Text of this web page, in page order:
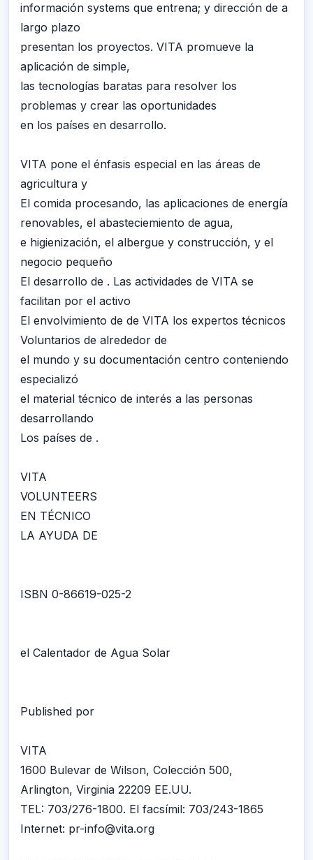
información systems que entrena; y dirección de a
largo plazo
presentan los proyectos. VITA promueve la
aplicación de simple,
las tecnologías baratas para resolver los
problemas y crear las oportunidades
en los países en desarrollo.
VITA pone el énfasis especial en las áreas de
agricultura y
El comida procesando, las aplicaciones de energía
renovables, el abasteciemiento de agua,
e higienización, el albergue y construcción, y el
negocio pequeño
El desarrollo de . Las actividades de VITA se
facilitan por el activo
El envolvimiento de de VITA los expertos técnicos
Voluntarios de alrededor de
el mundo y su documentación centro conteniendo
especializó
el material técnico de interés a las personas
desarrollando
Los países de .
VITA
VOLUNTEERS
EN TÉCNICO
LA AYUDA DE
ISBN 0-86619-025-2
el Calentador de Agua Solar
Published por
VITA
1600 Bulevar de Wilson, Colección 500,
Arlington, Virginia 22209 EE.UU.
TEL: 703/276-1800. El facsímil: 703/243-1865
Internet: pr-info@vita.org